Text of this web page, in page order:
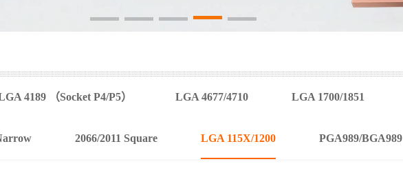
4189 （Socket P4/P5） LGA 4677/4710 LGA 1700/1851
2066/2011 Square LGA 115X/1200 PGA989/BGA989